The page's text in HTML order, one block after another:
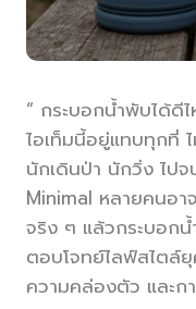
“ กระบอกน้ำพับได้ดีไ
ไอเท็มนี้อยู่แทบทุกที่ ไ
นักเดินป่า นักวิ่ง ไป
Minimal หลายคนอา
จริง ๆ แล้วกระบอก
ตอบโจทย์ไลฟ์สไตล์
ความคล่องตัว และก